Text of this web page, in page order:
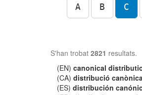
A B C
S'han trobat 2821 resultats.
(EN)canonical
(CA)distribució
(ES)distribución